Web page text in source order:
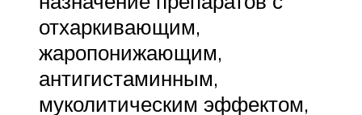
отхаркивающим,
жаропонижающим,
антигистаминным,
муколитическим эффектом,